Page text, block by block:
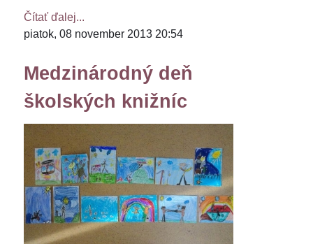
Čítať ďalej...
piatok, 08 november 2013 20:54
Medzinárodný deň
školských knižníc